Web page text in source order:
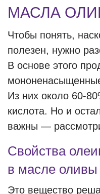
МАСЛА
Чтобы понять,
полезен, нужно
В основе этого
Из них около 60-
кислота. Но и
важны —
Свойства
в масле оливы
Это вещество